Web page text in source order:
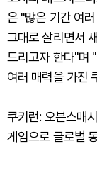
은 "많은 기간 여
그대로 살리면서
드리고자 한다"며
여러 매력을 가진
쿠키런: 오븐스매
게임으로 글로벌